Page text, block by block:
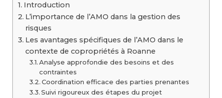
Introduction
L’importance de l’AMO dans la gestion des
risques
Les avantages spécifiques de l’AMO dans le
contexte de copropriétés à Roanne
Analyse approfondie des besoins et des
contraintes
Coordination efficace des parties prenantes
Suivi rigoureux des étapes du projet